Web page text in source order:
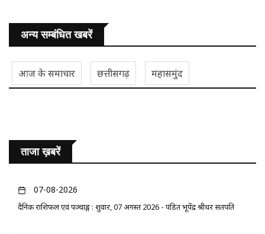
अन्य सम्बंधित खबरें
आज के समाचार छत्तीसगढ़ महासमुंद
ताजा ख़बरें
07-08-2026
दैनिक राशिफल एवं पञ्चाङ्ग : शुक्रवार, 07 अगस्त 2026 - पंडित भूपेंद्र श्रीधर सतपति